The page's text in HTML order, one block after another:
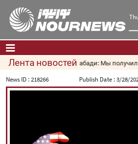
Главная|Контакты|О нас
Политика
Лента новостейГарибабади: Мы получили
News ID :218266 Publish Date :3/28/